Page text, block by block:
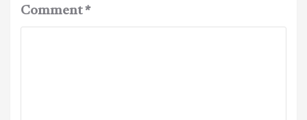
Comment*